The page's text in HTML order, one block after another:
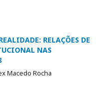
RELAÇÕES DE
NAS
Macedo Rocha